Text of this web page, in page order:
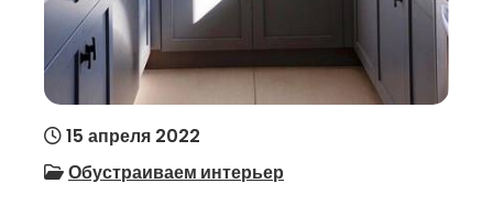
15 апреля 2022
Обустраиваем интерьер